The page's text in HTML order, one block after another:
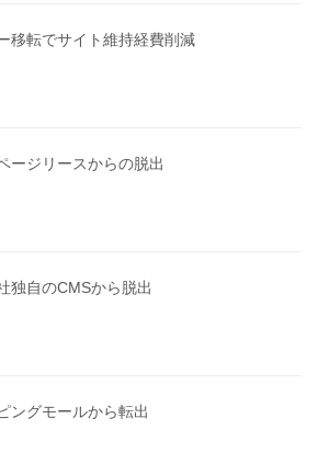
移転でサイト維持経費削減
ージリースからの脱出
独自のCMSから脱出
ングモールから転出